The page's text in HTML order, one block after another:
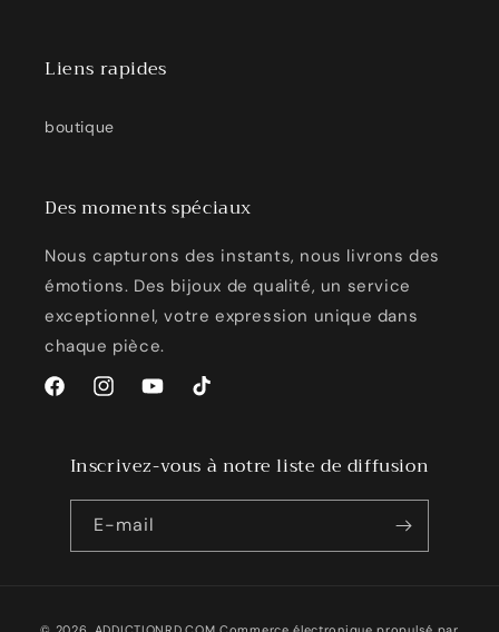
Liens rapides
boutique
Des moments spéciaux
Nous capturons des instants, nous livrons des
émotions. Des bijoux de qualité, un service
exceptionnel, votre expression unique dans
chaque pièce.
FacebookInstagramYouTubeTikTok
Inscrivez-vous à notre liste de diffusion
E-mail